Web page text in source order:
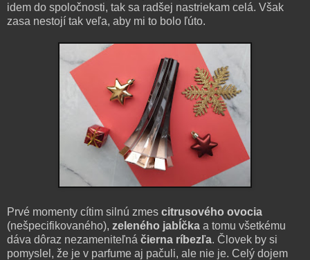
idem do spoločnosti, tak sa radšej nastriekam celá. Však
zasa nestojí tak veľa, aby mi to bolo ľúto.
Prvé momenty cítim silnú zmes citrusového ovocia
(nešpecifikovaného), zeleného jabĺčka a tomu všetkému
dáva dôraz nezameniteľná čierna ríbezľa. Človek by si
pomyslel, že je v parfume aj pačuli, ale nie je. Celý dojem